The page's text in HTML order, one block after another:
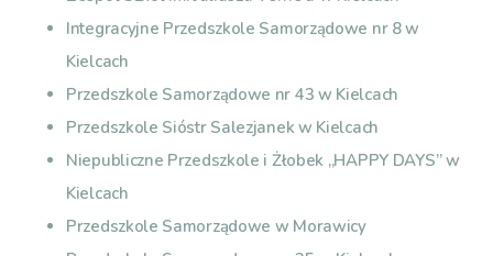
Integracyjne Przedszkole Samorządowe nr 8 w
Kielcach
Przedszkole Samorządowe nr 43 w Kielcach
Przedszkole Sióstr Salezjanek w Kielcach
Niepubliczne Przedszkole i Żłobek „HAPPY DAYS” w
Kielcach
Przedszkole Samorządowe w Morawicy